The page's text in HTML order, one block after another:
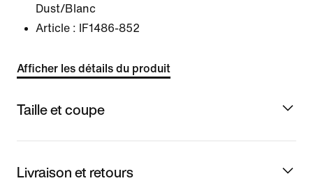
Dust/Blanc
Article :
IF1486-852
Afficher les détails du produit
Taille et coupe
Livraison et retours